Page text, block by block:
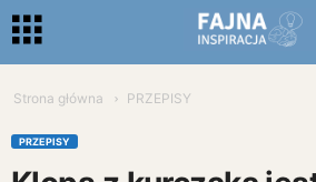
Strona główna PRZEPISY
PRZEPISY